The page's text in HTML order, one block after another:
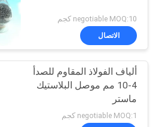
negotiable MOQ:10 كجم
الاتصال
ألياف الفولاذ المقاوم للصدأ
4-10 مم موصل البلاستيك
ماستر
negotiable MOQ:1 كجم